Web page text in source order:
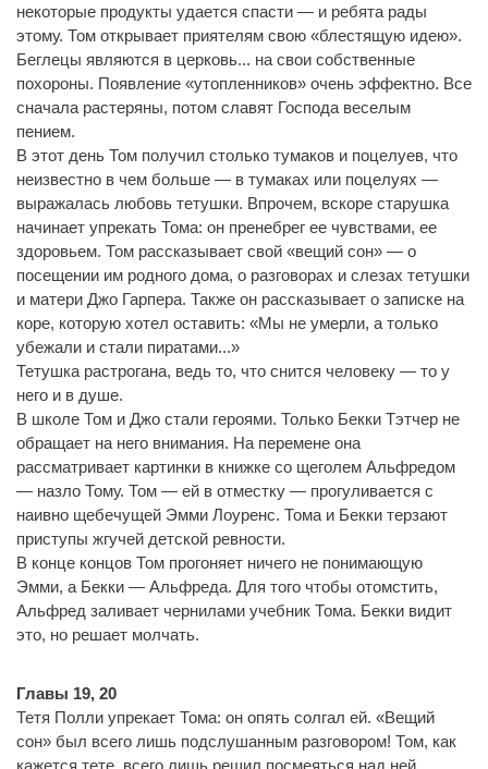
некоторые продукты удается спасти — и ребята рады
этому. Том открывает приятелям свою «блестящую идею».
Беглецы являются в церковь... на свои собственные
похороны. Появление «утопленников» очень эффектно. Все
сначала растеряны, потом славят Господа веселым
пением.
В этот день Том получил столько тумаков и поцелуев, что
неизвестно в чем больше — в тумаках или поцелуях —
выражалась любовь тетушки. Впрочем, вскоре старушка
начинает упрекать Тома: он пренебрег ее чувствами, ее
здоровьем. Том рассказывает свой «вещий сон» — о
посещении им родного дома, о разговорах и слезах тетушки
и матери Джо Гарпера. Также он рассказывает о записке на
коре, которую хотел оставить: «Мы не умерли, а только
убежали и стали пиратами...»
Тетушка растрогана, ведь то, что снится человеку — то у
него и в душе.
В школе Том и Джо стали героями. Только Бекки Тэтчер не
обращает на него внимания. На перемене она
рассматривает картинки в книжке со щеголем Альфредом
— назло Тому. Том — ей в отместку — прогуливается с
наивно щебечущей Эмми Лоуренс. Тома и Бекки терзают
приступы жгучей детской ревности.
В конце концов Том прогоняет ничего не понимающую
Эмми, а Бекки — Альфреда. Для того чтобы отомстить,
Альфред заливает чернилами учебник Тома. Бекки видит
это, но решает молчать.
Главы 19, 20
Тетя Полли упрекает Тома: он опять солгал ей. «Вещий
сон» был всего лишь подслушанным разговором! Том, как
кажется тете, всего лишь решил посмеяться над ней.